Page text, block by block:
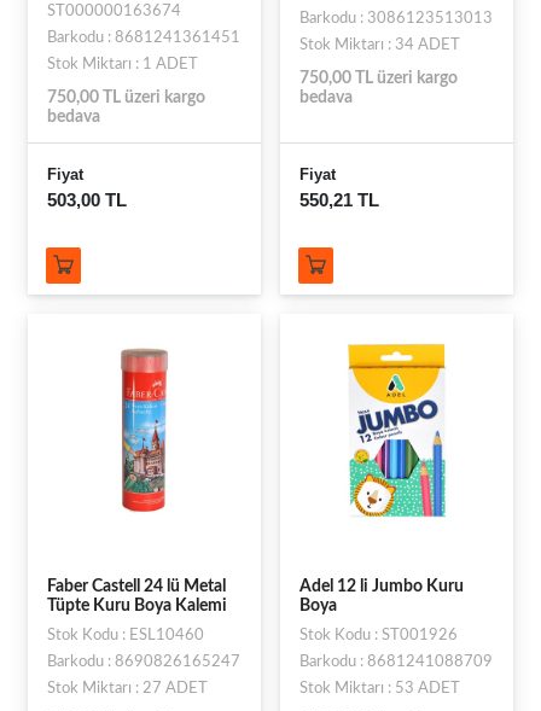
ST000000163674
Barkodu : 8681241361451
Stok Miktarı : 1 ADET
750,00 TL üzeri kargo
bedava
Fiyat
503,00 TL
Barkodu : 3086123513013
Stok Miktarı : 34 ADET
750,00 TL üzeri kargo
bedava
Fiyat
550,21 TL
Faber Castell 24 lü Metal
Tüpte Kuru Boya Kalemi
Stok Kodu : ESL10460
Barkodu : 8690826165247
Stok Miktarı : 27 ADET
Adel 12 li Jumbo Kuru
Boya
Stok Kodu : ST001926
Barkodu : 8681241088709
Stok Miktarı : 53 ADET